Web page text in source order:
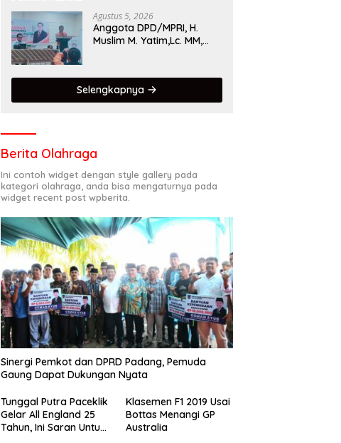
Hasil Maksimal
Agustus 5, 2026
Anggota DPD/MPRI, H.
Muslim M. Yatim,Lc. MM,
satu garda terdepan
dalam Bencana
Selengkapnya
Berita Olahraga
Ini contoh widget dengan style gallery pada
kategori olahraga, anda bisa mengaturnya pada
widget recent post wpberita.
Sinergi Pemkot dan DPRD Padang, Pemuda
Gaung Dapat Dukungan Nyata
Tunggal Putra Paceklik
Gelar All England 25
Tahun, Ini Saran Untuk
Klasemen F1 2019 Usai
Bottas Menangi GP
Australia